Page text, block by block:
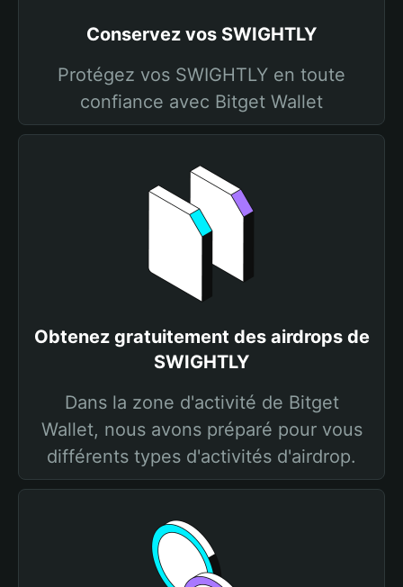
Conservez vos SWIGHTLY
Protégez vos SWIGHTLY en toute
confiance avec Bitget Wallet
Obtenez gratuitement des airdrops de
SWIGHTLY
Dans la zone d'activité de Bitget
Wallet, nous avons préparé pour vous
différents types d'activités d'airdrop.